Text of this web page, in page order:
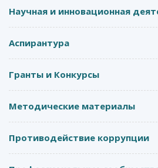
Научная и инновационная
Аспирантура
Гранты и Конкурсы
Методические материалы
Противодействие коррупции